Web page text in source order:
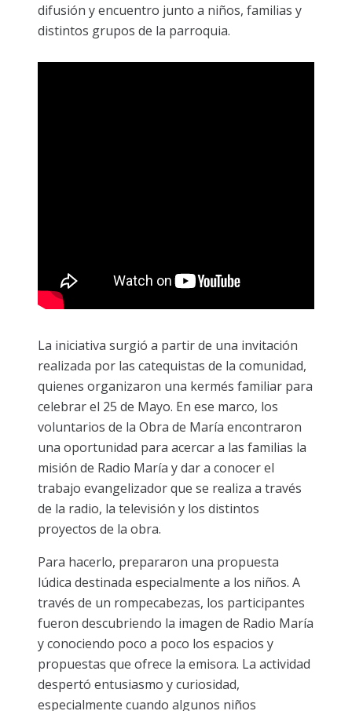
difusión y encuentro junto a niños, familias y
distintos grupos de la parroquia.
La iniciativa surgió a partir de una invitación
realizada por las catequistas de la comunidad,
quienes organizaron una kermés familiar para
celebrar el 25 de Mayo. En ese marco, los
voluntarios de la Obra de María encontraron
una oportunidad para acercar a las familias la
misión de Radio María y dar a conocer el
trabajo evangelizador que se realiza a través
de la radio, la televisión y los distintos
proyectos de la obra.
Para hacerlo, prepararon una propuesta
lúdica destinada especialmente a los niños. A
través de un rompecabezas, los participantes
fueron descubriendo la imagen de Radio María
y conociendo poco a poco los espacios y
propuestas que ofrece la emisora. La actividad
despertó entusiasmo y curiosidad,
especialmente cuando algunos niños